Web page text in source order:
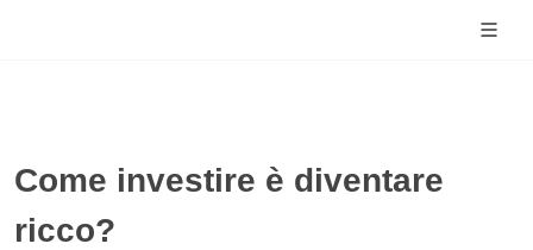
Come investire è diventare
ricco?